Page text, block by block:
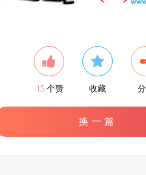
15 个赞 收藏
换一篇